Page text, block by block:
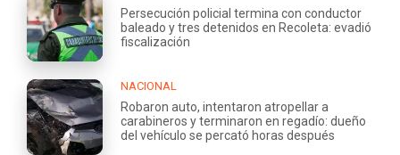
Persecución policial termina con conductor
baleado y tres detenidos en Recoleta: evadió
fiscalización
NACIONAL
Robaron auto, intentaron atropellar a
carabineros y terminaron en regadío: dueño
del vehículo se percató horas después